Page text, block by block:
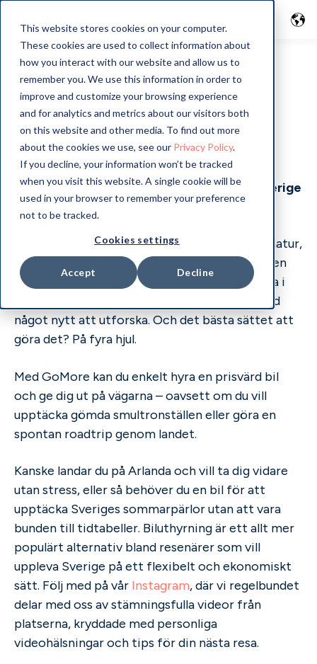
This website stores cookies on your computer.
These cookies are used to collect information about
how you interact with our website and allow us to
remember you. We use this information in order to
improve and customize your browsing experience
and for analytics and metrics about our visitors both
on this website and other media. To find out more
about the cookies we use, see our Privacy Policy.
If you decline, your information won’t be tracked
when you visit this website. A single cookie will be
used in your browser to remember your preference
not to be tracked.
Cookies settings
Accept Decline
GoMore guide i
Sverige
Planerar du en sommarutflykt? Upptäck Sverige
på dina egna villkor med bil!
Sverige bjuder på en fantastisk blandning av natur,
kultur och charmiga småstäder – perfekt för en
semester i ditt eget tempo. Från skärgårdarna i
väst till de djupa skogarna i norr finns det alltid
något nytt att utforska. Och det bästa sättet att
göra det? På fyra hjul.
Med GoMore kan du enkelt hyra en prisvärd bil
och ge dig ut på vägarna – oavsett om du vill
upptäcka gömda smultronställen eller göra en
spontan roadtrip genom landet.
Kanske landar du på Arlanda och vill ta dig vidare
utan stress, eller så behöver du en bil för att
upptäcka Sveriges sommarpärlor utan att vara
bunden till tidtabeller. Biluthyrning är ett allt mer
populärt alternativ bland resenärer som vill
uppleva Sverige på ett flexibelt och ekonomiskt
sätt. Följ med på vår Instagram, där vi regelbundet
delar med oss av stämningsfulla videor från
platserna, kryddade med personliga
videohälsningar och tips för din nästa resa.